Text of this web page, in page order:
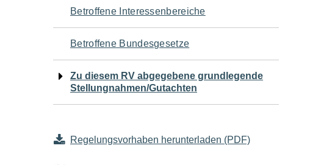
Seiteninhalt
Betroffene Interessenbereiche
Betroffene Bundesgesetze
Zu diesem RV abgegebene grundlegende
Stellungnahmen/Gutachten
Regelungsvorhaben herunterladen (PDF)